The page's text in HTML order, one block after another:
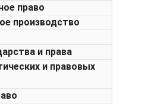
право
производство
и права
и правовых